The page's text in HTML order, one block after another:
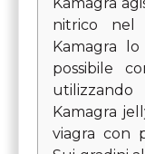
nitrico nel
Kamagra
possibile
Kamagra
viagra con